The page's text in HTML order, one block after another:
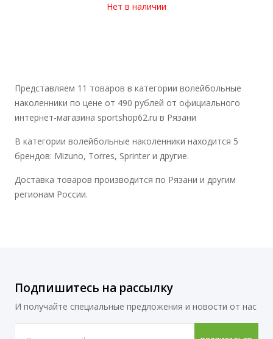
Нет в наличии
Представляем 11 товаров в категории волейбольные
наколенники по цене от 490 рублей от официального
интернет-магазина sportshop62.ru в Рязани
В категории волейбольные наколенники находится 5
брендов: Mizuno, Torres, Sprinter и другие.
Доставка товаров производится по Рязани и другим
регионам России.
Подпишитесь на рассылку
И получайте специальные предложения и новости от нас